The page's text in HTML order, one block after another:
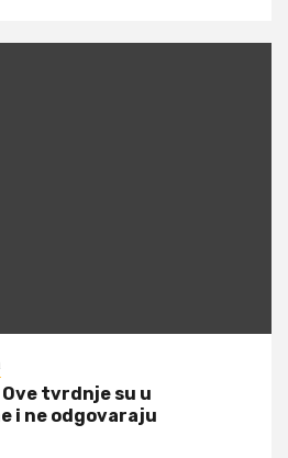
tvrdnje su u
i ne odgovaraju